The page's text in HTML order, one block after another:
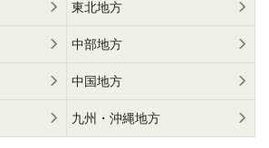
東北地方
中部地方
中国地方
九州・沖縄地方